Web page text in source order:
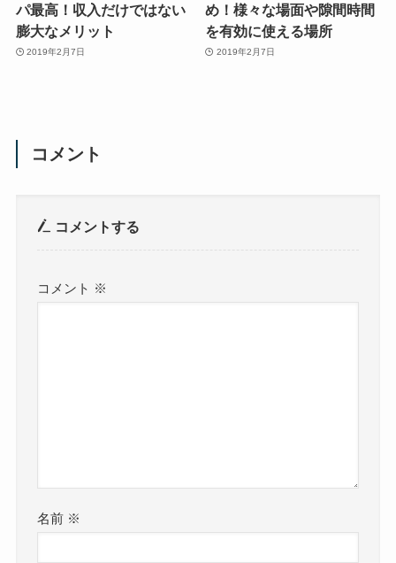
パ最高！収入だけではない
膨大なメリット
2019年2月7日
め！様々な場面や隙間時間
を有効に使える場所
2019年2月7日
コメント
コメントする
コメント ※
名前 ※